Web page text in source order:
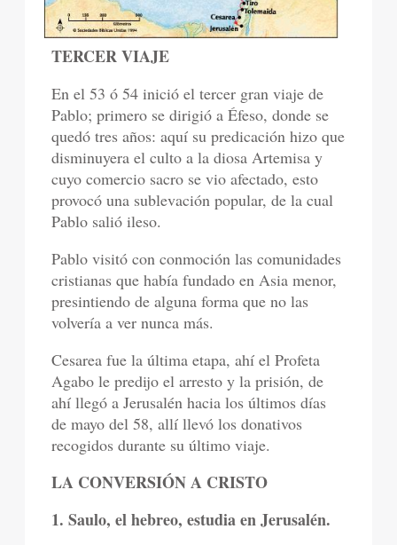
TERCER VIAJE
En el 53 ó 54 inició el tercer gran viaje de
Pablo; primero se dirigió a Éfeso, donde se
quedó tres años: aquí su predicación hizo que
disminuyera el culto a la diosa Artemisa y
cuyo comercio sacro se vio afectado, esto
provocó una sublevación popular, de la cual
Pablo salió ileso.
Pablo visitó con conmoción las comunidades
cristianas que había fundado en Asia menor,
presintiendo de alguna forma que no las
volvería a ver nunca más.
Cesarea fue la última etapa, ahí el Profeta
Agabo le predijo el arresto y la prisión, de
ahí llegó a Jerusalén hacia los últimos días
de mayo del 58, allí llevó los donativos
recogidos durante su último viaje.
LA CONVERSIÓN A CRISTO
1. Saulo, el hebreo, estudia en Jerusalén.